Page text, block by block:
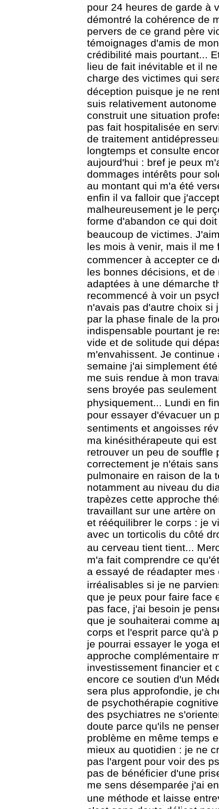
pour 24 heures de garde à
démontré la cohérence de
pervers de ce grand père
témoignages d'amis de
crédibilité mais pourtant...
lieu de fait inévitable et il
charge des victimes qui
déception puisque je ne
suis relativement
construit une situation
pas fait hospitalisée en
de traitement
longtemps et consulte
aujourd'hui : bref je peux
dommages intérêts pour
au montant qui m'a été
enfin il va falloir que
malheureusement je le
forme d'abandon ce qui
beaucoup de victimes.
les mois à venir, mais il
commencer à accepter ce
les bonnes décisions, et
adaptées à une démarche
recommencé à voir un
n'avais pas d'autre choix
par la phase finale de la
indispensable pourtant je
vide et de solitude qui
m'envahissent. Je continue
semaine j'ai simplement
me suis rendue à mon
sens broyée pas
physiquement... Lundi en
pour essayer d'évacuer un
sentiments et angoisses
ma kinésithérapeute qui
retrouver un peu de souffle
correctement je n'étais
pulmonaire en raison de la
notamment au niveau du
trapèzes cette approche
travaillant sur une artère
et rééquilibrer le corps : je
avec un torticolis du côté
au cerveau tient tient...
m'a fait comprendre ce
a essayé de réadapter
irréalisables si je ne
que je peux pour faire face
pas face, j'ai besoin je
que je souhaiterai comme
corps et l'esprit parce qu'à
je pourrai essayer le yoga
approche complémentaire
investissement financier et
encore ce soutien d'un
sera plus approfondie, je
de psychothérapie
des psychiatres ne
doute parce qu'ils ne
problème en même temps
mieux au quotidien : je ne
pas l'argent pour voir des
pas de bénéficier d'une
me sens désemparée j'ai
une méthode et laisse